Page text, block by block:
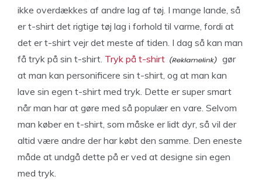
ikke overdækkes af andre lag af tøj. I mange lande, så
er t-shirt det rigtige tøj lag i forhold til varme, fordi at
det er t-shirt vejr det meste af tiden. I dag så kan man
få tryk på sin t-shirt. Tryk på t-shirt
gør
at man kan personificere sin t-shirt, og at man kan
lave sin egen t-shirt med tryk. Dette er super smart
når man har at gøre med så populær en vare. Selvom
man køber en t-shirt, som måske er lidt dyr, så vil der
altid være andre der har købt den samme. Den eneste
måde at undgå dette på er ved at designe sin egen
med tryk.